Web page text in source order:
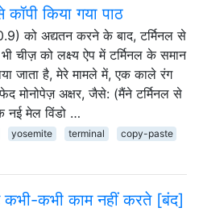
कॉपी किया गया पाठ
को अद्यतन करने के बाद, टर्मिनल से
चीज़ को लक्ष्य ऐप में टर्मिनल के समान
जाता है, मेरे मामले में, एक काले रंग
मोनोपेज़ अक्षर, जैसे: (मैंने टर्मिनल से
नई मेल विंडो …
yosemite terminal
copy-paste
कभी काम नहीं करते [बंद]